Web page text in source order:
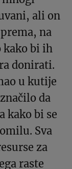
ali on
na
bi ih
donirati.
u kutije
da
kako bi se
Sva
za
raste